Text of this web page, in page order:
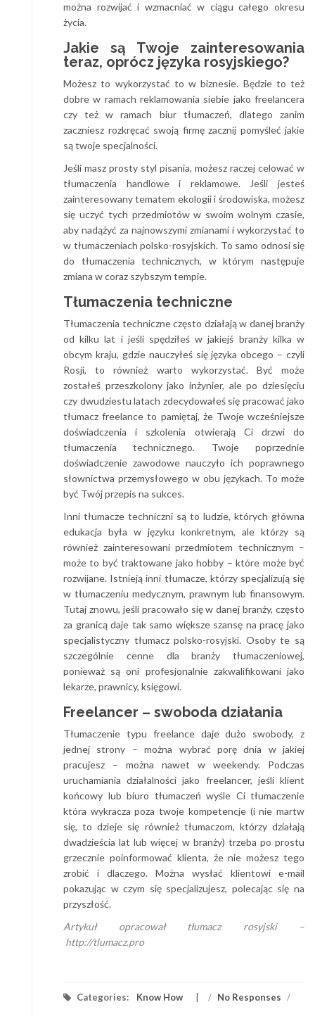
można rozwijać i wzmacniać w ciągu całego okresu
życia.
Jakie są Twoje zainteresowania
teraz, oprócz języka rosyjskiego?
Możesz to wykorzystać to w biznesie. Będzie to też
dobre w ramach reklamowania siebie jako freelancera
czy też w ramach biur tłumaczeń, dlatego zanim
zaczniesz rozkręcać swoją firmę zacznij pomyśleć jakie
są twoje specjalności.
Jeśli masz prosty styl pisania, możesz raczej celować w
tłumaczenia handlowe i reklamowe. Jeśli jesteś
zainteresowany tematem ekologii i środowiska, możesz
się uczyć tych przedmiotów w swoim wolnym czasie,
aby nadążyć za najnowszymi zmianami i wykorzystać to
w tłumaczeniach polsko-rosyjskich. To samo odnosi się
do tłumaczenia technicznych, w którym następuje
zmiana w coraz szybszym tempie.
Tłumaczenia techniczne
Tłumaczenia techniczne często działają w danej branży
od kilku lat i jeśli spędziłeś w jakiejś branży kilka w
obcym kraju, gdzie nauczyłeś się języka obcego – czyli
Rosji, to również warto wykorzystać. Być może
zostałeś przeszkolony jako inżynier, ale po dziesięciu
czy dwudziestu latach zdecydowałeś się pracować jako
tłumacz freelance to pamiętaj, że Twoje wcześniejsze
doświadczenia i szkolenia otwierają Ci drzwi do
tłumaczenia technicznego. Twoje poprzednie
doświadczenie zawodowe nauczyło ich poprawnego
słownictwa przemysłowego w obu językach. To może
być Twój przepis na sukces.
Inni tłumacze techniczni są to ludzie, których główna
edukacja była w języku konkretnym, ale którzy są
również zainteresowani przedmiotem technicznym –
może to być traktowane jako hobby – które może być
rozwijane. Istnieją inni tłumacze, którzy specjalizują się
w tłumaczeniu medycznym, prawnym lub finansowym.
Tutaj znowu, jeśli pracowało się w danej branży, często
za granicą daje tak samo większe szansę na pracę jako
specjalistyczny tłumacz polsko-rosyjski. Osoby te są
szczególnie cenne dla branży tłumaczeniowej,
ponieważ są oni profesjonalnie zakwalifikowani jako
lekarze, prawnicy, księgowi.
Freelancer – swoboda działania
Tłumaczenie typu freelance daje dużo swobody, z
jednej strony – można wybrać porę dnia w jakiej
pracujesz – można nawet w weekendy. Podczas
uruchamiania działalności jako freelancer, jeśli klient
końcowy lub biuro tłumaczeń wyśle Ci tłumaczenie
która wykracza poza twoje kompetencje (i nie martw
się, to dzieje się również tłumaczom, którzy działają
dwadzieścia lat lub więcej w branży) trzeba po prostu
grzecznie poinformować klienta, że nie możesz tego
zrobić i dlaczego. Można wysłać klientowi e-mail
pokazując w czym się specjalizujesz, polecając się na
przyszłość.
Artykuł opracował
tłumacz rosyjski–
http://tlumacz.pro
Categories: Know How / No Responses /